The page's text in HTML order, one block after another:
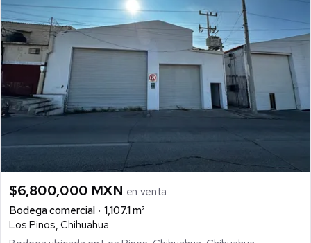
$6,800,000 MXN en venta
Bodega comercial
1,107.1 m²
Los Pinos, Chihuahua